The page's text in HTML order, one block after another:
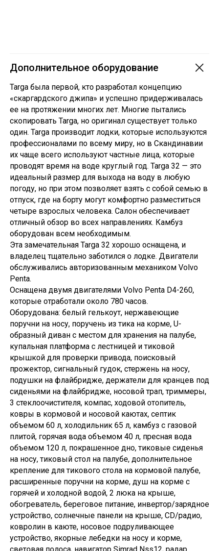
Дополнительное оборудование
Targa была первой, кто разработал концепцию
«скаргардского джипа» и успешно придерживалась
ее на протяжении многих лет. Многие пытались
скопировать Targa, но оригинал существует только
один. Targa производит лодки, которые используются
профессионалами по всему миру, но в Скандинавии
их чаще всего используют частные лица, которые
проводят время на воде круглый год. Targa 32 — это
идеальный размер для выхода на воду в любую
погоду, но при этом позволяет взять с собой семью в
отпуск, где на борту могут комфортно разместиться
четыре взрослых человека. Салон обеспечивает
отличный обзор во всех направлениях. Камбуз
оборудован всем необходимым.
Эта замечательная Targa 32 хорошо оснащена, и
владелец тщательно заботился о лодке. Двигатели
обслуживались авторизованным механиком Volvo
Penta.
Оснащена двумя двигателями Volvo Penta D4-260,
которые отработали около 780 часов.
Оборудована: белый гелькоут, нержавеющие
поручни на носу, поручень из тика на корме, U-
образный диван с местом для хранения на палубе,
купальная платформа с лестницей и тиковой
крышкой для проверки привода, поисковый
прожектор, сигнальный гудок, стержень на носу,
подушки на флайбридже, держатели для кранцев под
сиденьями на флайбридже, носовой трап, триммеры,
3 стеклоочистителя, компас, ходовой отопитель,
ковры в кормовой и носовой каютах, септик
объемом 60 л, холодильник 65 л, камбуз с газовой
плитой, горячая вода объемом 40 л, пресная вода
объемом 120 л, покрашенное дно, тиковые сиденья
на носу, тиковый стол на палубе, дополнительное
крепление для тикового стола на кормовой палубе,
расширенные поручни на корме, душ на корме с
горячей и холодной водой, 2 люка на крыше,
обогреватель, береговое питание, инвертор/зарядное
устройство, солнечные панели на крыше, CD/радио,
ковролин в каюте, носовое подруливающее
устройство, якорные лебедки на носу и корме,
световая полоса, навигатор Simrad Nss12, радар